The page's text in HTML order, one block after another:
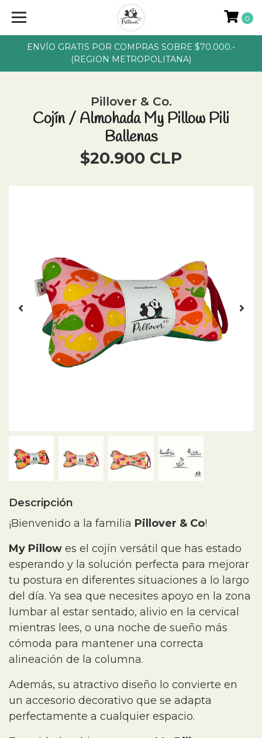
ENVÍO GRATIS POR COMPRAS SOBRE $70.000.-
(REGION METROPOLITANA)
0
Pillover & Co.
Cojín / Almohada My Pillow Pili
Ballenas
$20.900 CLP
Descripción
¡Bienvenido a la familia Pillover & Co!
My Pillow es el cojín versátil que has estado
esperando y la solución perfecta para mejorar
tu postura en diferentes situaciones a lo largo
del día. Ya sea que necesites apoyo en la zona
lumbar al estar sentado, alivio en la cervical
mientras lees, o una noche de sueño más
cómoda para mantener una correcta
alineación de la columna.
Además, su atractivo diseño lo convierte en
un accesorio decorativo que se adapta
perfectamente a cualquier espacio.